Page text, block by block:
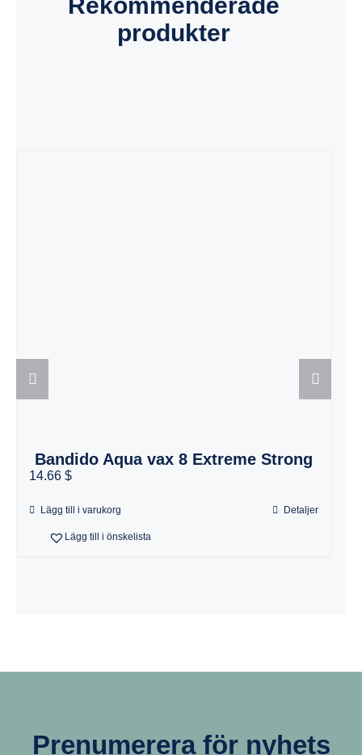
Rekommenderade
produkter
Bandido Aqua vax 8 Extreme Strong
14.66 $
Lägg till i varukorg Detaljer
Lägg till i önskelista
Prenumerera för nyhets